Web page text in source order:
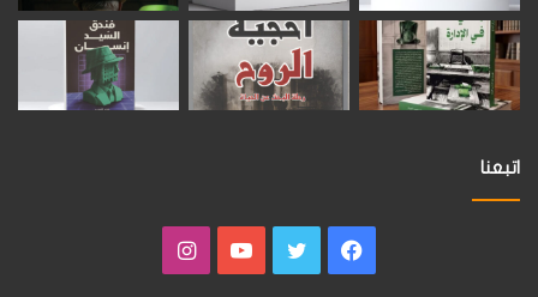
اتبعنا
فيسبوكتويتر يوتيوبانستقرام